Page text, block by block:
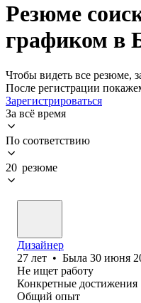
Резюме
графиком в
Чтобы видеть все резюме,
После регистрации
Зарегистрироваться
За всё время
По соответствию
20 резюме
Дизайнер
27 лет • Была 30 июня
Не ищет работу
Конкретные достижения
Общий опыт